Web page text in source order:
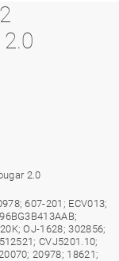
2.0
607-201; ECV013;
OJ-1628; 302856;
CVJ5201.10;
20978; 18621;